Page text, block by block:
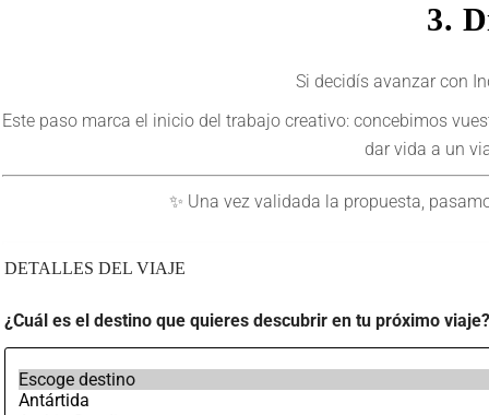
3.
Si decidís avanzar con
Este paso marca el inicio del trabajo creativo: concebimos
dar vida a un
✨ Una vez validada la propuesta,
a
b
e
DETALLES DEL VIAJE
¿Cuál es el destino que quieres descubrir en tu próximo